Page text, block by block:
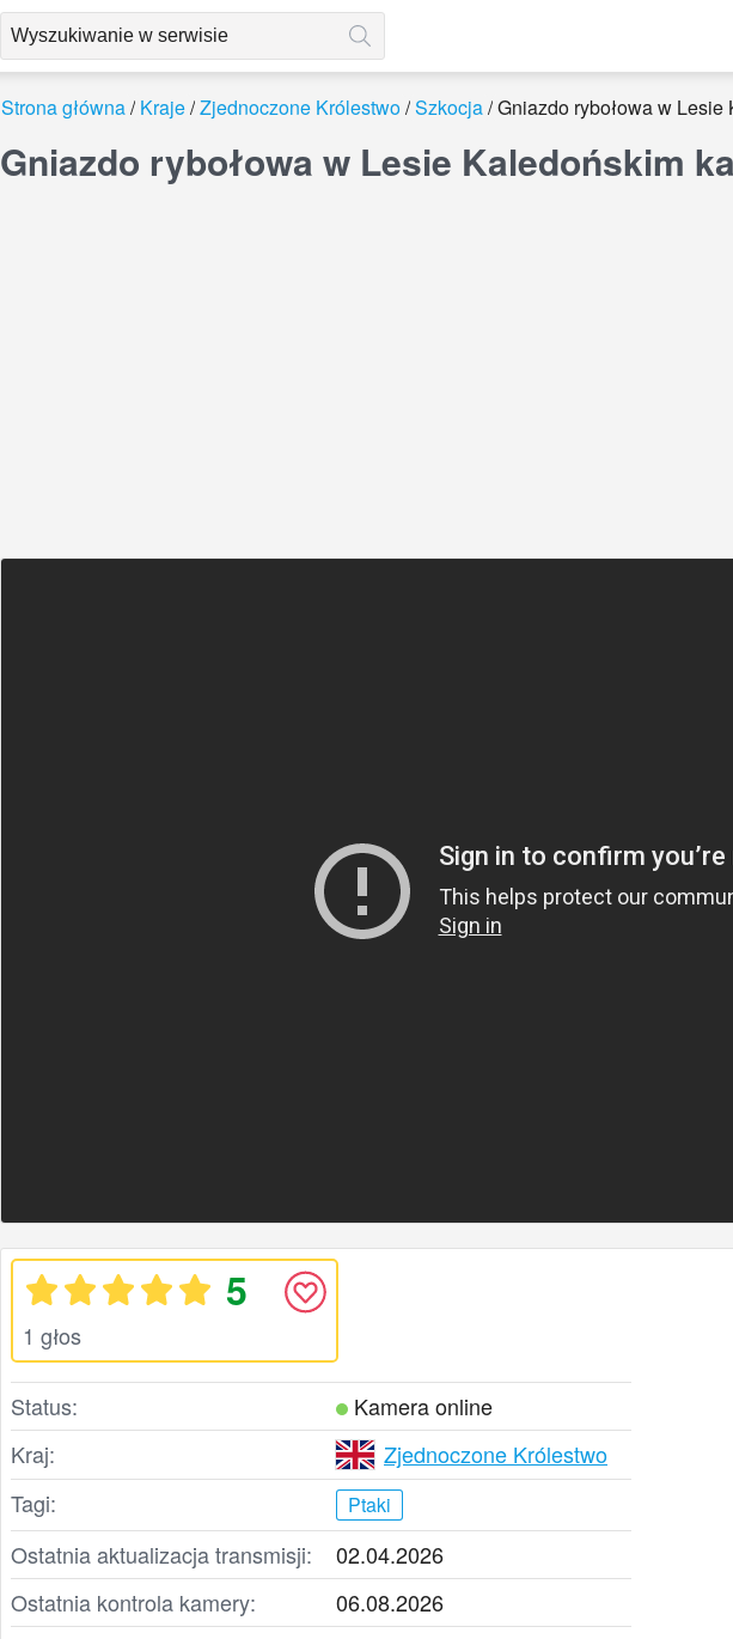
Strona główna Kraje Zjednoczone Królestwo Szkocja Gniazdo rybołowa w Lesie
Gniazdo rybołowa w Lesie Kaledońskim
5
1 głos
Status:
Kamera online
Kraj:
Zjednoczone Królestwo
Tagi:
Ptaki
Ostatnia aktualizacja transmisji:
02.04.2026
Ostatnia kontrola kamery:
06.08.2026